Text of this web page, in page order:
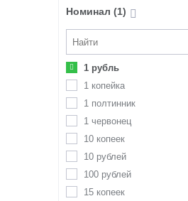
Номинал (1)
1 рубль
1 копейка
1 полтинник
1 червонец
10 копеек
10 рублей
100 рублей
15 копеек